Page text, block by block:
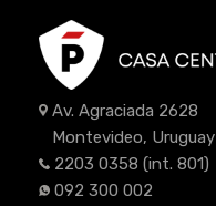
Av. Agraciada 2628
Montevideo, Uruguay
2203 0358 (int. 801)
092 300 002